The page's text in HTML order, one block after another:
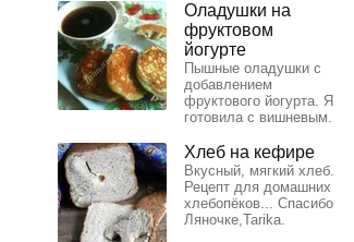
Оладушки на
фруктовом
йогурте
Пышные оладушки с
добавлением
фруктового йогурта. Я
готовила с вишневым.
Хлеб на кефире
Вкусный, мягкий хлеб.
Рецепт для домашних
хлебопёков... Спасибо
Ляночке,Tarika.